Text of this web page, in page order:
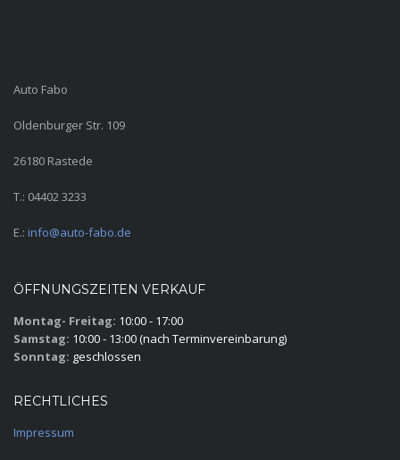
Auto Fabo
Oldenburger Str. 109
26180 Rastede
T.: 04402 3233
E.: info@auto-fabo.de
ÖFFNUNGSZEITEN VERKAUF
Montag- Freitag: 10:00 - 17:00
Samstag: 10:00 - 13:00 (nach Terminvereinbarung)
Sonntag: geschlossen
RECHTLICHES
Impressum